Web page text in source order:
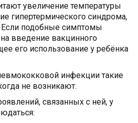
увеличение температуры
гипертермического синдрома,
подобные симптомы
введение вакцинного
его использование у ребёнка
инфекции такие
не возникают.
связанных с ней, у